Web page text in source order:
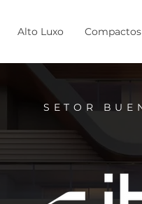
Alto Luxo Compactos
SETOR